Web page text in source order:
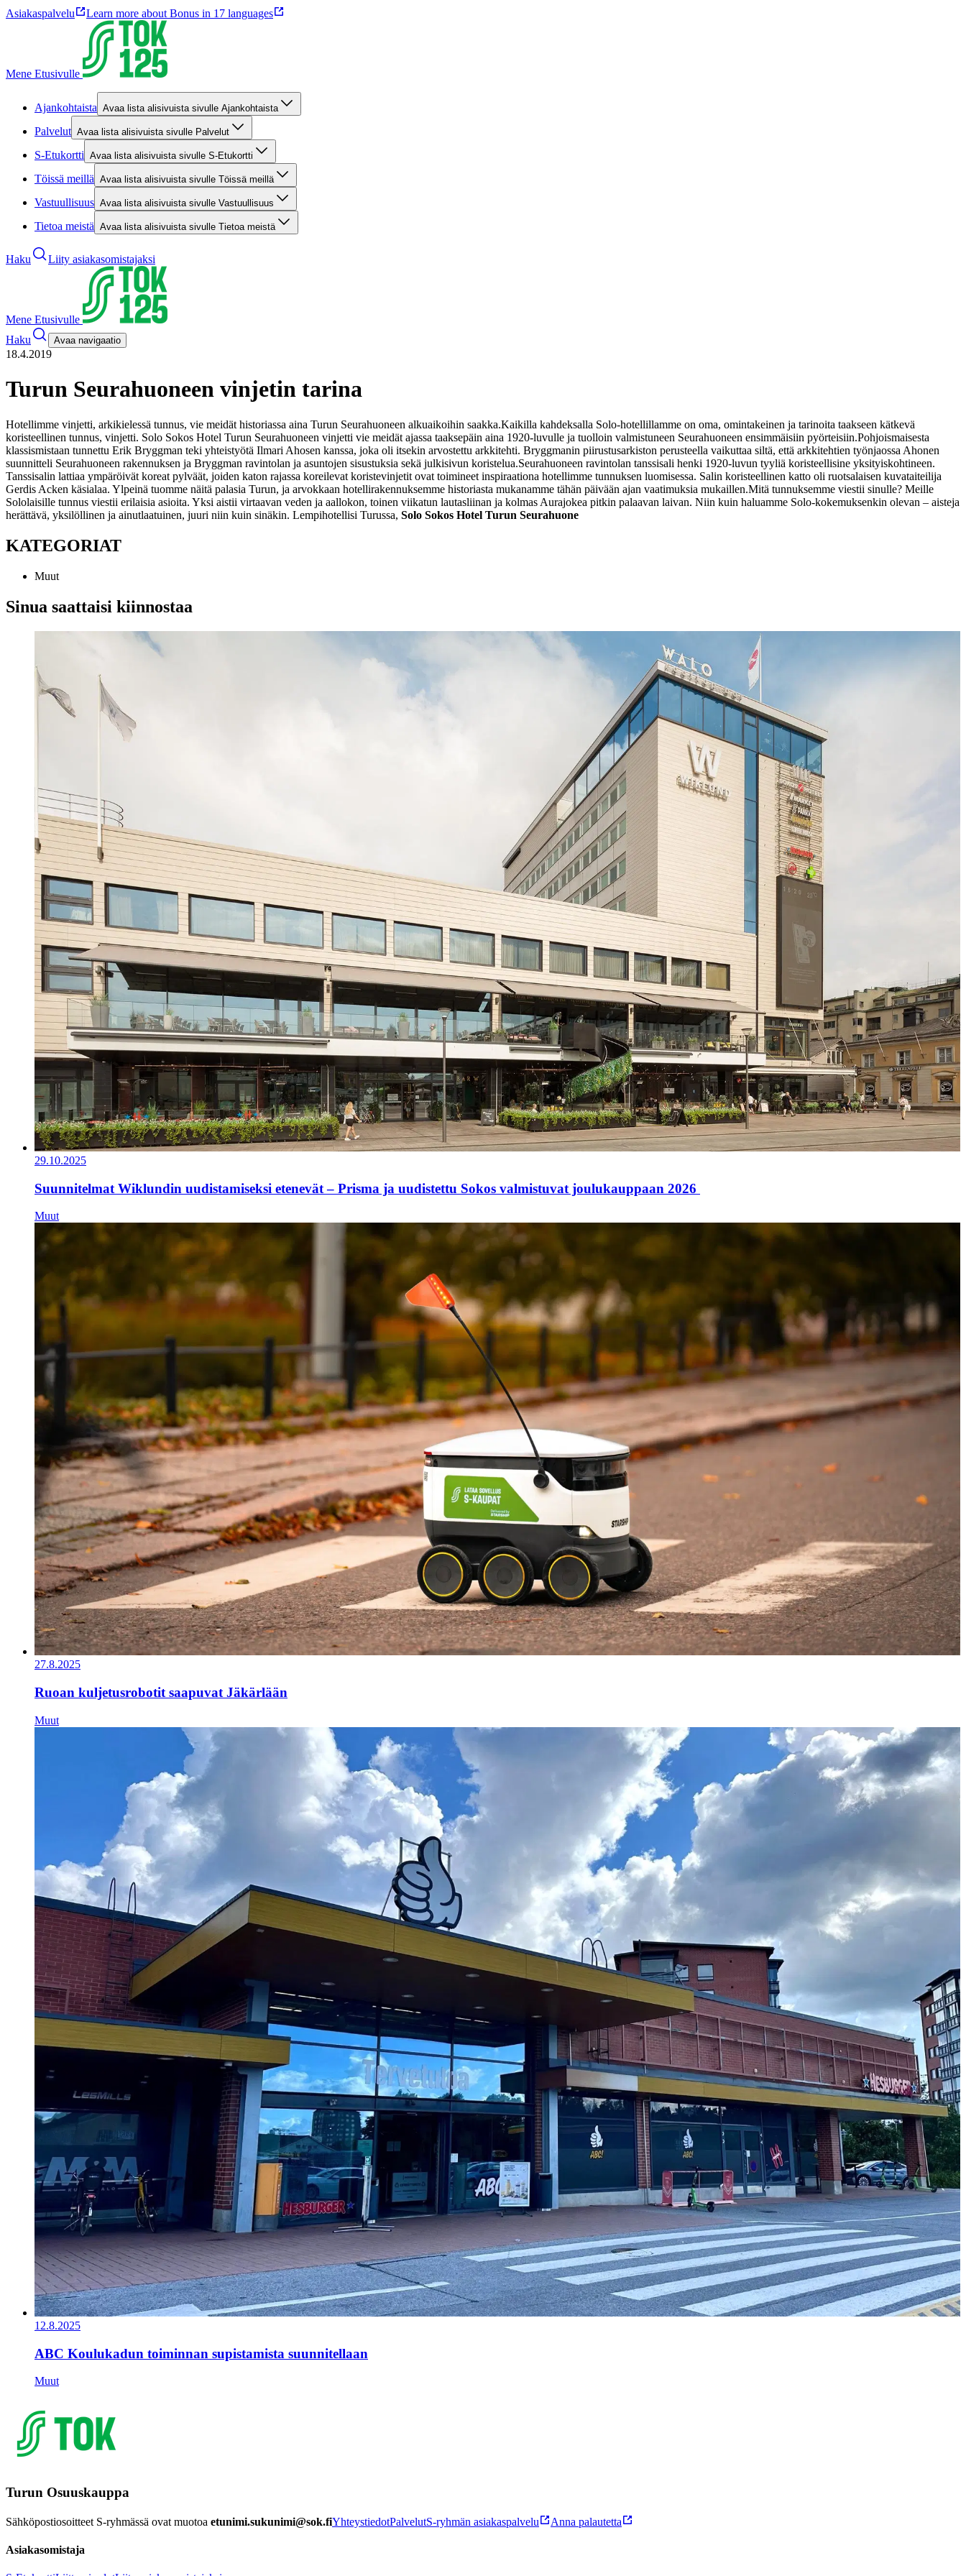
Asiakaspalvelu Learn more about Bonus in 17 languages
Mene Etusivulle
Ajankohtaista Avaa lista alisivuista sivulle Ajankohtaista
Palvelut Avaa lista alisivuista sivulle Palvelut
S-Etukortti Avaa lista alisivuista sivulle S-Etukortti
Töissä meillä Avaa lista alisivuista sivulle Töissä meillä
Vastuullisuus Avaa lista alisivuista sivulle Vastuullisuus
Tietoa meistä Avaa lista alisivuista sivulle Tietoa meistä
Haku Liity asiakasomistajaksi
Mene Etusivulle
Haku
Avaa navigaatio
18.4.2019
Turun Seurahuoneen vinjetin tarina
Hotellimme vinjetti, arkikielessä tunnus, vie meidät historiassa aina Turun Seurahuoneen alkuaikoihin saakka.Kaikilla kahdeksalla Solo-hotellillamme on oma, omintakeinen ja tarinoita taakseen kätkevä
koristeellinen tunnus, vinjetti. Solo Sokos Hotel Turun Seurahuoneen vinjetti vie meidät ajassa taaksepäin aina 1920-luvulle ja tuolloin valmistuneen Seurahuoneen ensimmäisiin pyörteisiin.Pohjoismaisesta
klassismistaan tunnettu Erik Bryggman teki yhteistyötä Ilmari Ahosen kanssa, joka oli itsekin arvostettu arkkitehti. Bryggmanin piirustusarkiston perusteella vaikuttaa siltä, että arkkitehtien työnjaossa Ahonen
suunnitteli Seurahuoneen rakennuksen ja Bryggman ravintolan ja asuntojen sisustuksia sekä julkisivun koristelua.Seurahuoneen ravintolan tanssisali henki 1920-luvun tyyliä koristeellisine yksityiskohtineen.
Tanssisalin lattiaa ympäröivät koreat pylväät, joiden katon rajassa koreilevat koristevinjetit ovat toimineet inspiraationa hotellimme tunnuksen luomisessa. Salin koristeellinen katto oli ruotsalaisen kuvataiteilija
Gerdis Acken käsialaa. Ylpeinä tuomme näitä palasia Turun, ja arvokkaan hotellirakennuksemme historiasta mukanamme tähän päivään ajan vaatimuksia mukaillen.Mitä tunnuksemme viestii sinulle? Meille
Sololaisille tunnus viestii erilaisia asioita. Yksi aistii virtaavan veden ja aallokon, toinen viikatun lautasliinan ja kolmas Aurajokea pitkin palaavan laivan. Niin kuin haluamme Solo-kokemuksenkin olevan – aisteja
herättävä, yksilöllinen ja ainutlaatuinen, juuri niin kuin sinäkin. Lempihotellisi Turussa, Solo Sokos Hotel Turun Seurahuone
KATEGORIAT
Muut
Sinua saattaisi kiinnostaa
29.10.2025
Suunnitelmat Wiklundin uudistamiseksi etenevät – Prisma ja uudistettu Sokos valmistuvat joulukauppaan 2026
Muut
27.8.2025
Ruoan kuljetusrobotit saapuvat Jäkärlään
Muut
12.8.2025
ABC Koulukadun toiminnan supistamista suunnitellaan
Muut
Turun Osuuskauppa
Sähköpostiosoitteet S-ryhmässä ovat muotoa etunimi.sukunimi@sok.fiYhteystiedotPalvelutS-ryhmän asiakaspalvelu Anna palautetta
Asiakasomistaja